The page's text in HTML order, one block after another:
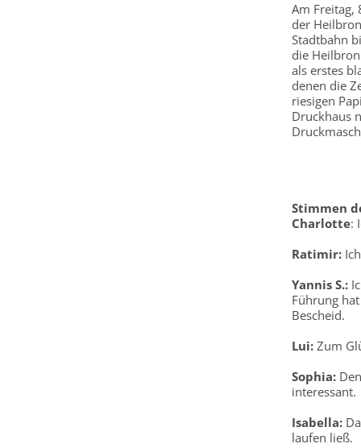
Am Freitag,
der
Stadtbahn
die
als erstes
denen die
riesigen
Druckhaus
Stimmen
Charlotte:
Ratimir:
Yannis S.:
Führung
Bescheid.
Lui: Zum
Sophia:
interessant.
Isabella:
laufen ließ.